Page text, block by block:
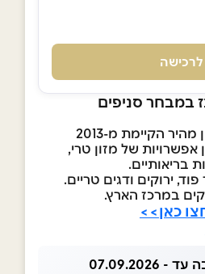
לרכישה
במבחר סניפים
Greenz היא רשת מזון מהיר הקיימת מ-2013
של מזון טרי,
בריאותיים.
ירוקים ודגים טריים.
במרכז הארץ.
כאן>>